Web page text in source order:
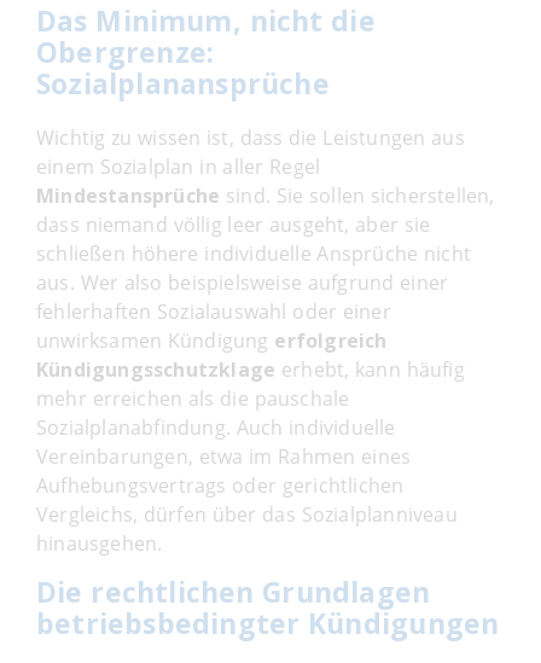
Das Minimum, nicht die
Obergrenze:
Sozialplanansprüche
Wichtig zu wissen ist, dass die Leistungen aus
einem Sozialplan in aller Regel
Mindestansprüche sind. Sie sollen sicherstellen,
dass niemand völlig leer ausgeht, aber sie
schließen höhere individuelle Ansprüche nicht
aus. Wer also beispielsweise aufgrund einer
fehlerhaften Sozialauswahl oder einer
unwirksamen Kündigung erfolgreich
Kündigungsschutzklage erhebt, kann häufig
mehr erreichen als die pauschale
Sozialplanabfindung. Auch individuelle
Vereinbarungen, etwa im Rahmen eines
Aufhebungsvertrags oder gerichtlichen
Vergleichs, dürfen über das Sozialplanniveau
hinausgehen.
Die rechtlichen Grundlagen
betriebsbedingter Kündigungen